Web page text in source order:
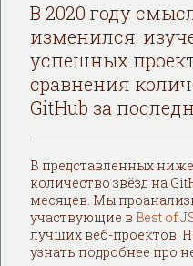
В 2020 году
изменился:
успешных
сравнения
GitHub за
В представленных
количество звёзд на
месяцев. Мы
участвующие в Best of
лучших веб-проектов.
узнать подробнее про